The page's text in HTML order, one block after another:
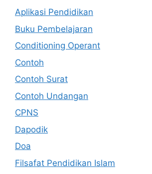
Aplikasi Pendidikan
Buku Pembelajaran
Conditioning Operant
Contoh
Contoh Surat
Contoh Undangan
CPNS
Dapodik
Doa
Filsafat Pendidikan Islam